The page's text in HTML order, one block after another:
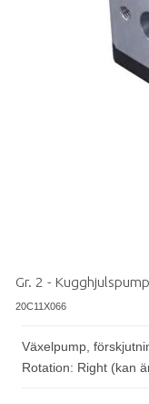
Gr. 2 -
20C11X066
Växelpump,
Rotation: Right (kan